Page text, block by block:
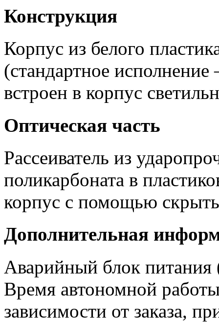
Конструкция
Корпус из белого
(стандартное
встроен в корпус
Оптическая часть
Рассеиватель из
поликарбоната в
корпус с помощью
Дополнительная
Аварийный блок питания
Время автономной
зависимости от заказа,